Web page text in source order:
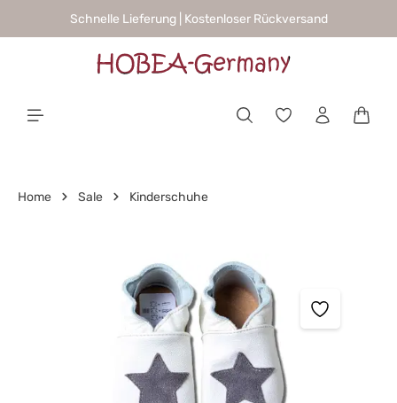
springenSchnelle Lieferung | Kostenloser Rückversand
Home Sale Kinderschuhe
Bildergalerie überspringen